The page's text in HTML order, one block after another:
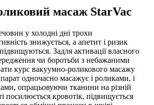
масаж StarVac
у холодні дні трохи
знижується, а апетит і ризик
Задля активації власного
чи боротьби з небажаними
курс вакуумно-роликового масажу
одночасно масажує і роликами, і
опрацьовуючи тканини на різній
посилюється кровотік, підвищується